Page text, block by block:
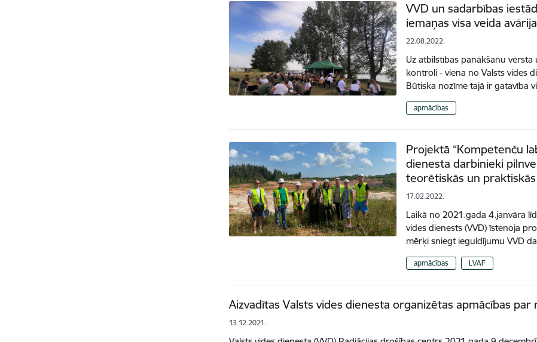
VVD un sadarbības
iemaņas visa veida
22.08.2022.
Uz atbilstības panākšanu
kontroli - viena no Valsts vides
Būtiska nozīme tajā ir gatavība
apmācības
Projektā “Kompetenču
dienesta darbinieki
teorētiskās un
17.02.2022.
Laikā no 2021.gada 4.janvāra
vides dienests (VVD) īstenoja
mērķi sniegt ieguldījumu VVD
apmācības LVAF
Aizvadītas Valsts vides dienesta organizētas apmācības
13.12.2021.